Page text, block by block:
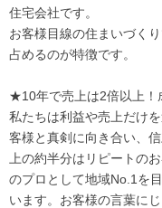
住宅会社です。
お客様目線の住まいづく
占めるのが特徴です。
★10年で売上は2倍以上！
私たちは利益や売上だけ
客様と真剣に向き合い、
上の約半分はリピートの
のプロとして地域No.1を
います。お客様の言葉に